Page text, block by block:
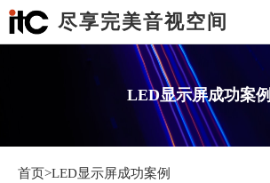
尽享完美音视空间
LED显示屏成功案例
首页>LED显示屏成功案例